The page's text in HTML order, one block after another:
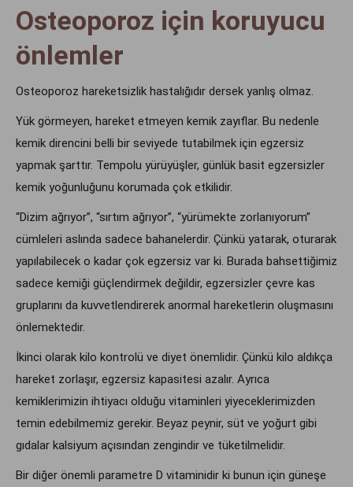
Osteoporoz için koruyucu
önlemler
Osteoporoz hareketsizlik hastalığıdır dersek yanlış olmaz.
Yük görmeyen, hareket etmeyen kemik zayıflar. Bu nedenle
kemik direncini belli bir seviyede tutabilmek için egzersiz
yapmak şarttır. Tempolu yürüyüşler, günlük basit egzersizler
kemik yoğunluğunu korumada çok etkilidir.
“Dizim ağrıyor”, “sırtım ağrıyor”, “yürümekte zorlanıyorum”
cümleleri aslında sadece bahanelerdir. Çünkü yatarak, oturarak
yapılabilecek o kadar çok egzersiz var ki. Burada bahsettiğimiz
sadece kemiği güçlendirmek değildir, egzersizler çevre kas
gruplarını da kuvvetlendirerek anormal hareketlerin oluşmasını
önlemektedir.
İkinci olarak kilo kontrolü ve diyet önemlidir. Çünkü kilo aldıkça
hareket zorlaşır, egzersiz kapasitesi azalır. Ayrıca
kemiklerimizin ihtiyacı olduğu vitaminleri yiyeceklerimizden
temin edebilmemiz gerekir. Beyaz peynir, süt ve yoğurt gibi
gıdalar kalsiyum açısından zengindir ve tüketilmelidir.
Bir diğer önemli parametre D vitaminidir ki bunun için güneşe